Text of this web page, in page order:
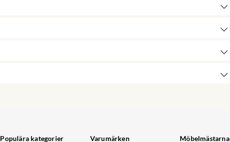
Populära kategorier Varumärken Möbelmästarna